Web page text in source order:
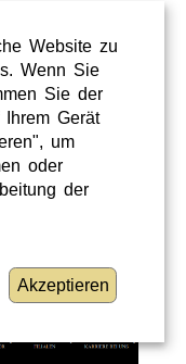
WEITERLESEN
Website zu
Wenn Sie
Sie der
Gerät
um
oder
der
Akzeptieren